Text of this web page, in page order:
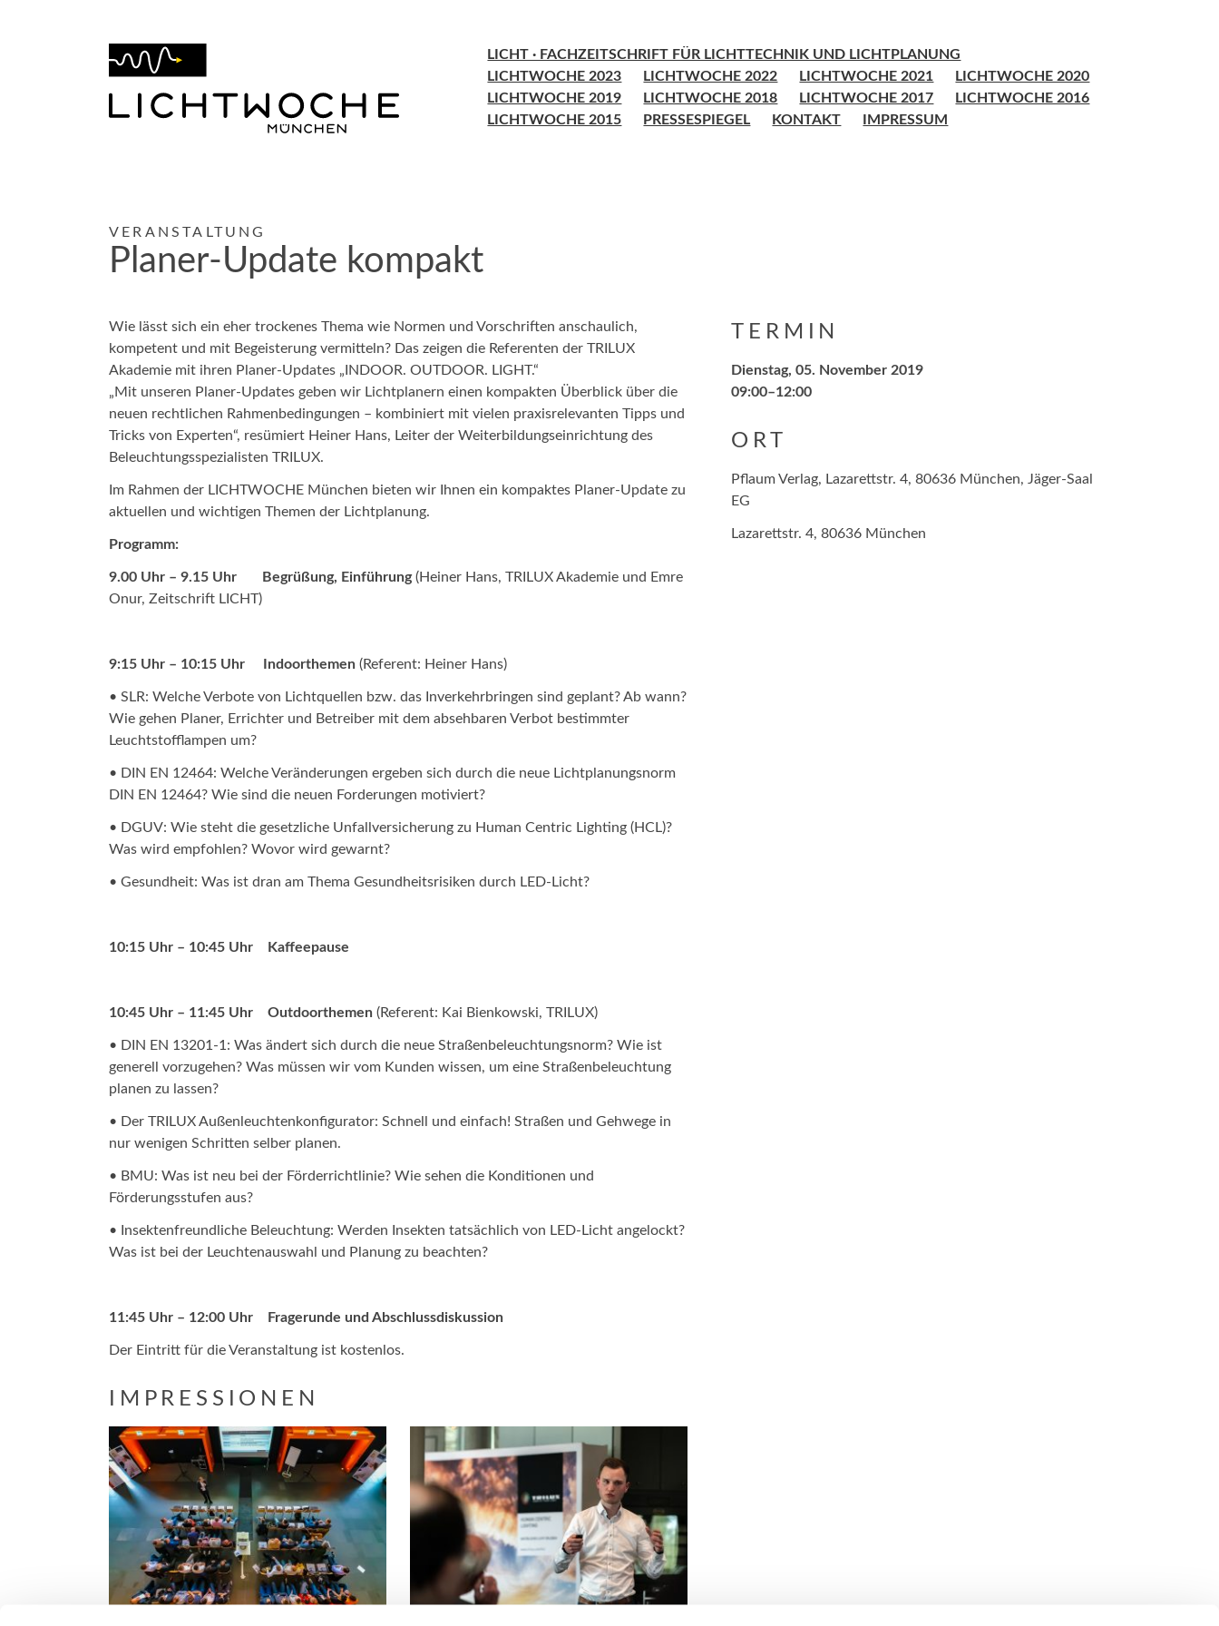
LICHT · FACHZEITSCHRIFT FÜR LICHTTECHNIK UND LICHTPLANUNG
LICHTWOCHE 2023
LICHTWOCHE 2022 LICHTWOCHE 2021
LICHTWOCHE 2020
LICHTWOCHE 2019
LICHTWOCHE 2018 LICHTWOCHE 2017
LICHTWOCHE 2016
LICHTWOCHE 2015
PRESSESPIEGEL KONTAKT IMPRESSUM
VERANSTALTUNG
Planer-Update kompakt
Wie lässt sich ein eher trockenes Thema wie Normen und Vorschriften anschaulich,
kompetent und mit Begeisterung vermitteln? Das zeigen die Referenten der TRILUX
Akademie mit ihren Planer-Updates „INDOOR. OUTDOOR. LIGHT.“
„Mit unseren Planer-Updates geben wir Lichtplanern einen kompakten Überblick über die
neuen rechtlichen Rahmenbedingungen – kombiniert mit vielen praxisrelevanten Tipps und
Tricks von Experten“, resümiert Heiner Hans, Leiter der Weiterbildungseinrichtung des
Beleuchtungsspezialisten TRILUX.
Im Rahmen der LICHTWOCHE München bieten wir Ihnen ein kompaktes Planer-Update zu
aktuellen und wichtigen Themen der Lichtplanung.
Programm:
9.00 Uhr – 9.15 Uhr Begrüßung, Einführung(Heiner Hans, TRILUX Akademie und Emre
Onur, Zeitschrift LICHT)
9:15 Uhr – 10:15 Uhr Indoorthemen (Referent: Heiner Hans)
• SLR: Welche Verbote von Lichtquellen bzw. das Inverkehrbringen sind geplant? Ab wann?
Wie gehen Planer, Errichter und Betreiber mit dem absehbaren Verbot bestimmter
Leuchtstofflampen um?
• DIN EN 12464: Welche Veränderungen ergeben sich durch die neue Lichtplanungsnorm
DIN EN 12464? Wie sind die neuen Forderungen motiviert?
• DGUV: Wie steht die gesetzliche Unfallversicherung zu Human Centric Lighting (HCL)?
Was wird empfohlen? Wovor wird gewarnt?
• Gesundheit: Was ist dran am Thema Gesundheitsrisiken durch LED-Licht?
10:15 Uhr – 10:45 Uhr Kaffeepause
10:45 Uhr – 11:45 Uhr Outdoorthemen (Referent: Kai Bienkowski, TRILUX)
• DIN EN 13201-1: Was ändert sich durch die neue Straßenbeleuchtungsnorm? Wie ist
generell vorzugehen? Was müssen wir vom Kunden wissen, um eine Straßenbeleuchtung
planen zu lassen?
• Der TRILUX Außenleuchtenkonfigurator: Schnell und einfach! Straßen und Gehwege in
nur wenigen Schritten selber planen.
• BMU: Was ist neu bei der Förderrichtlinie? Wie sehen die Konditionen und
Förderungsstufen aus?
• Insektenfreundliche Beleuchtung: Werden Insekten tatsächlich von LED-Licht angelockt?
Was ist bei der Leuchtenauswahl und Planung zu beachten?
11:45 Uhr – 12:00 Uhr Fragerunde und Abschlussdiskussion
Der Eintritt für die Veranstaltung ist kostenlos.
IMPRESSIONEN
TERMIN
Dienstag, 05. November 2019
09:00–12:00
ORT
Pflaum Verlag, Lazarettstr. 4, 80636 München, Jäger-Saal
EG
Lazarettstr. 4, 80636 München